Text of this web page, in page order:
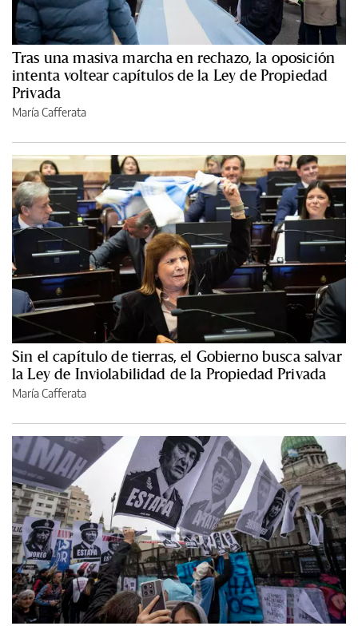
Tras una masiva marcha en rechazo, la oposición
intenta voltear capítulos de la Ley de Propiedad
Privada
María Cafferata
Sin el capítulo de tierras, el Gobierno busca salvar
la Ley de Inviolabilidad de la Propiedad Privada
María Cafferata